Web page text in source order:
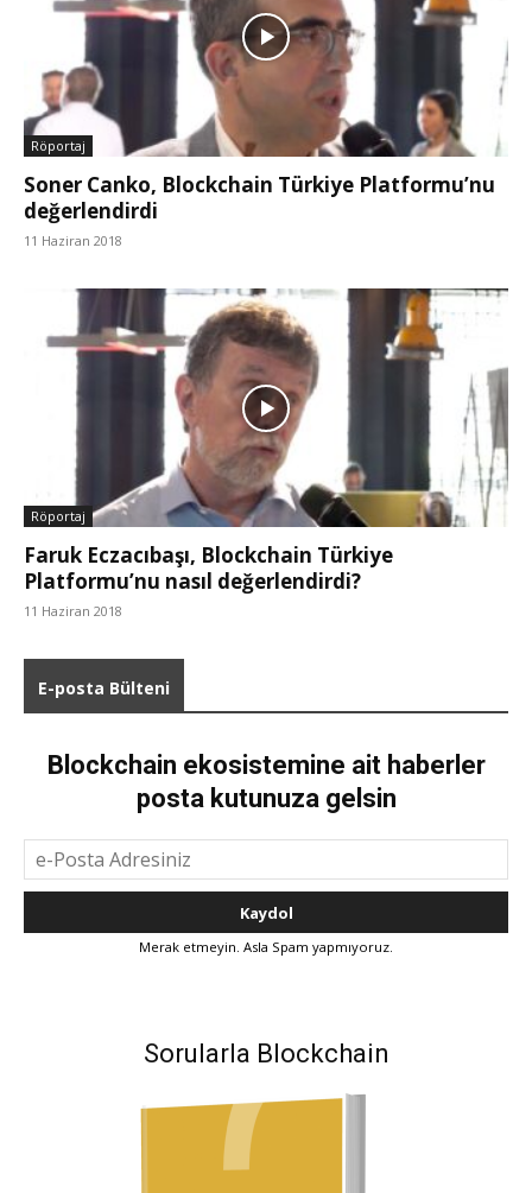
Röportaj
Soner Canko, Blockchain Türkiye Platformu’nu
değerlendirdi
11 Haziran 2018
Röportaj
Faruk Eczacıbaşı, Blockchain Türkiye
Platformu’nu nasıl değerlendirdi?
11 Haziran 2018
E-posta Bülteni
Blockchain ekosistemine ait haberler
posta kutunuza gelsin
Merak etmeyin. Asla Spam yapmıyoruz.
Sorularla Blockchain